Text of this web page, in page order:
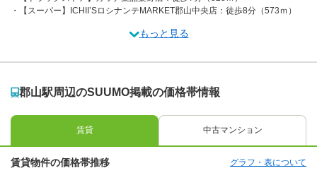
【スーパー】ICHII’SロシナンテMARKET郡山中央店：徒歩8分（573ｍ）
もっと見る
郡山駅周辺のSUUMO掲載の価格帯情報
賃貸 中古マンション
賃貸物件の価格帯推移 グラフ・表について